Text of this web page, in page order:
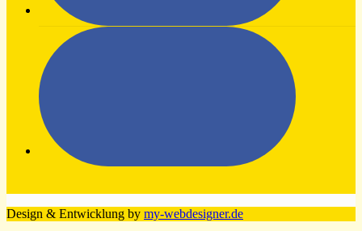
Design & Entwicklung by my-webdesigner.de